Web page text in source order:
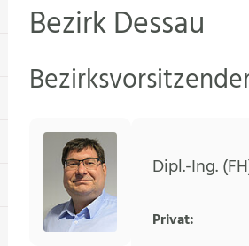
Bezirk Dessau
Dipl.-Ing.
Privat: